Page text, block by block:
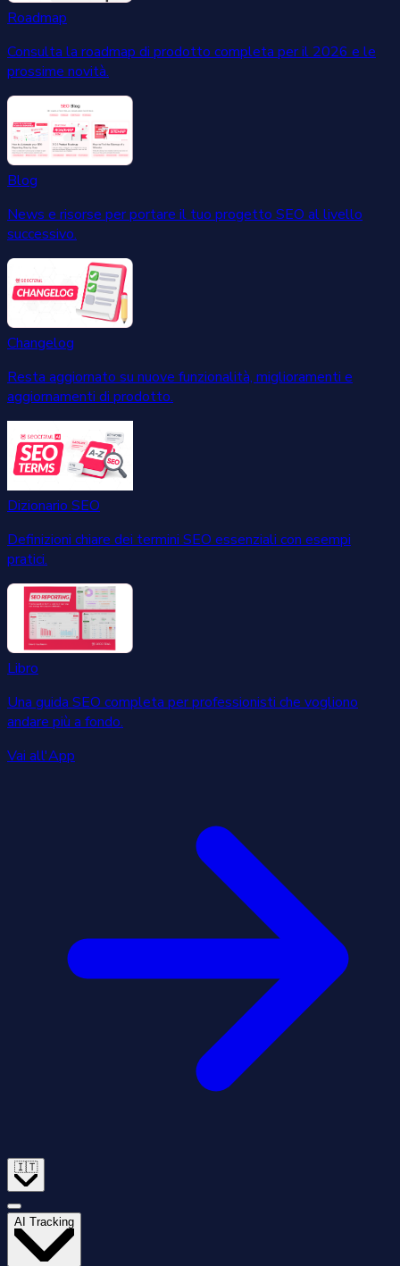
Roadmap
Consulta la roadmap di prodotto completa per il 2026 e le
prossime novità.
Blog
News e risorse per portare il tuo progetto SEO al livello
successivo.
Changelog
Resta aggiornato su nuove funzionalità, miglioramenti e
aggiornamenti di prodotto.
Dizionario SEO
Definizioni chiare dei termini SEO essenziali con esempi
pratici.
Libro
Una guida SEO completa per professionisti che vogliono
andare più a fondo.
Vai all'App
🇮🇹
AI Tracking